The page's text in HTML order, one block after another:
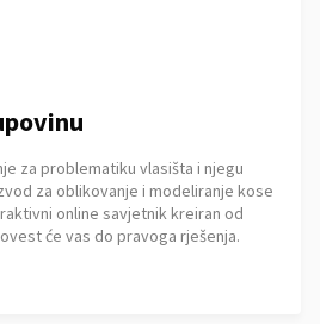
za problematiku vlasišta i njegu
za oblikovanje i modeliranje kose
online savjetnik kreiran od
će vas do pravoga rješenja.